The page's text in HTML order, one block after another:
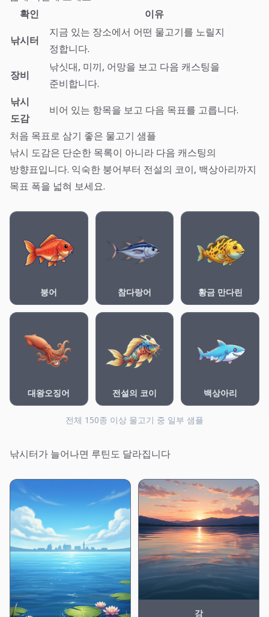
확인
이유
낚시터
지금 있는 장소에서 어떤 물고기를 노릴지
정합니다.
장비
낚싯대, 미끼, 어망을 보고 다음 캐스팅을
준비합니다.
낚시
도감
비어 있는 항목을 보고 다음 목표를 고릅니다.
처음 목표로 삼기 좋은 물고기 샘플
낚시 도감은 단순한 목록이 아니라 다음 캐스팅의
방향표입니다. 익숙한 붕어부터 전설의 코이, 백상아리까지
목표 폭을 넓혀 보세요.
붕어 참다랑어 황금 만다린
대왕오징어 전설의 코이 백상아리
전체 150종 이상 물고기 중 일부 샘플
낚시터가 늘어나면 루틴도 달라집니다
강